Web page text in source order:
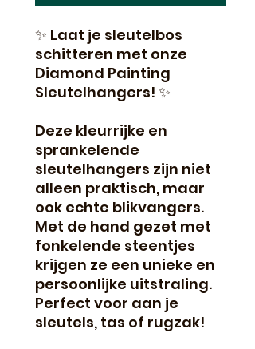
✨ Laat je sleutelbos
schitteren met onze
Diamond Painting
Sleutelhangers! ✨
Deze kleurrijke en
sprankelende
sleutelhangers zijn niet
alleen praktisch, maar
ook echte blikvangers.
Met de hand gezet met
fonkelende steentjes
krijgen ze een unieke en
persoonlijke uitstraling.
Perfect voor aan je
sleutels, tas of rugzak!